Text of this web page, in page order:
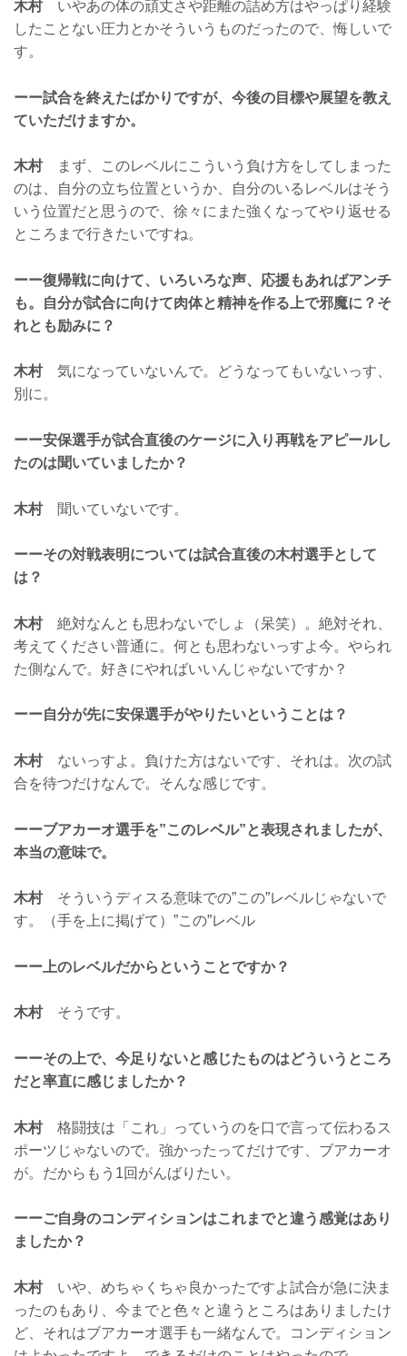
木村いやあの体の頑丈さや距離の詰め方はやっぱり経験
したことない圧力とかそういうものだったので、悔しいで
す。
ーー試合を終えたばかりですが、今後の目標や展望を教え
ていただけますか。
木村まず、このレベルにこういう負け方をしてしまった
のは、自分の立ち位置というか、自分のいるレベルはそう
いう位置だと思うので、徐々にまた強くなってやり返せる
ところまで行きたいですね。
ーー復帰戦に向けて、いろいろな声、応援もあればアンチ
も。自分が試合に向けて肉体と精神を作る上で邪魔に？そ
れとも励みに？
木村気になっていないんで。どうなってもいないっす、
別に。
ーー安保選手が試合直後のケージに入り再戦をアピールし
たのは聞いていましたか？
木村聞いていないです。
ーーその対戦表明については試合直後の木村選手として
は？
木村絶対なんとも思わないでしょ（呆笑）。絶対それ、
考えてください普通に。何とも思わないっすよ今。やられ
た側なんで。好きにやればいいんじゃないですか？
ーー自分が先に安保選手がやりたいということは？
木村ないっすよ。負けた方はないです、それは。次の試
合を待つだけなんで。そんな感じです。
ーーブアカーオ選手を”このレベル”と表現されましたが、
本当の意味で。
木村そういうディスる意味での”この”レベルじゃないで
す。（手を上に掲げて）”この”レベル
ーー上のレベルだからということですか？
木村そうです。
ーーその上で、今足りないと感じたものはどういうところ
だと率直に感じましたか？
木村格闘技は「これ」っていうのを口で言って伝わるス
ポーツじゃないので。強かったってだけです、ブアカーオ
が。だからもう1回がんばりたい。
ーーご自身のコンディションはこれまでと違う感覚はあり
ましたか？
木村いや、めちゃくちゃ良かったですよ試合が急に決ま
ったのもあり、今までと色々と違うところはありましたけ
ど、それはブアカーオ選手も一緒なんで。コンディション